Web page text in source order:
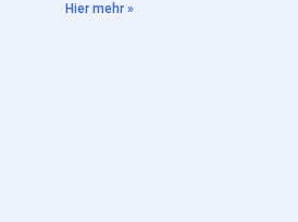
Hier mehr »